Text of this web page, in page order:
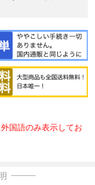
国語のみ表示してお